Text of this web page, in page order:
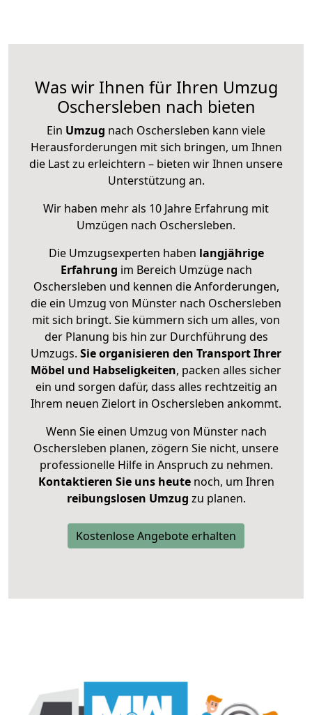
Was wir Ihnen für Ihren Umzug
Oschersleben nach bieten
Ein Umzug nach Oschersleben kann viele
Herausforderungen mit sich bringen, um Ihnen
die Last zu erleichtern – bieten wir Ihnen unsere
Unterstützung an.
Wir haben mehr als 10 Jahre Erfahrung mit
Umzügen nach Oschersleben.
Die Umzugsexperten haben langjährige
Erfahrung im Bereich Umzüge nach
Oschersleben und kennen die Anforderungen,
die ein Umzug von Münster nach Oschersleben
mit sich bringt. Sie kümmern sich um alles, von
der Planung bis hin zur Durchführung des
Umzugs. Sie organisieren den Transport Ihrer
Möbel und Habseligkeiten, packen alles sicher
ein und sorgen dafür, dass alles rechtzeitig an
Ihrem neuen Zielort in Oschersleben ankommt.
Wenn Sie einen Umzug von Münster nach
Oschersleben planen, zögern Sie nicht, unsere
professionelle Hilfe in Anspruch zu nehmen.
Kontaktieren Sie uns heutenoch, um Ihren
reibungslosen Umzug zu planen.
Kostenlose Angebote erhalten